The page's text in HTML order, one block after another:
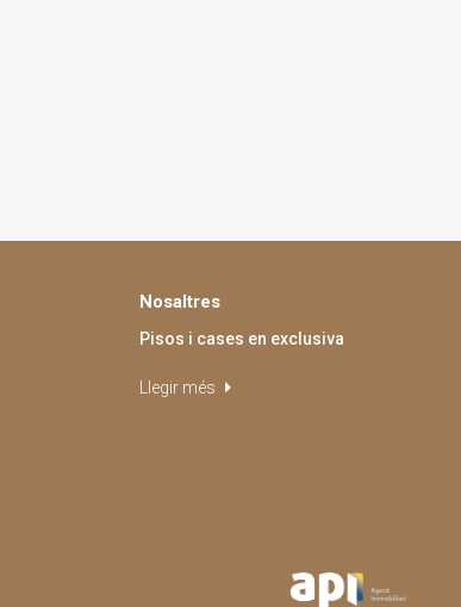
Nosaltres
Pisos i cases en exclusiva
Llegir més